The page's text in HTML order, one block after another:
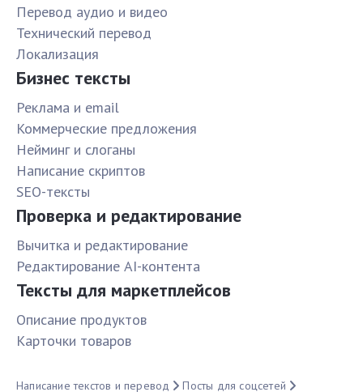
Перевод аудио и видео
Технический перевод
Локализация
Бизнес тексты
Реклама и email
Коммерческие предложения
Нейминг и слоганы
Написание скриптов
SEO-тексты
Проверка и редактирование
Вычитка и редактирование
Редактирование AI-контента
Тексты для маркетплейсов
Описание продуктов
Карточки товаров
Написание текстов и перевод
Посты для соцсетей